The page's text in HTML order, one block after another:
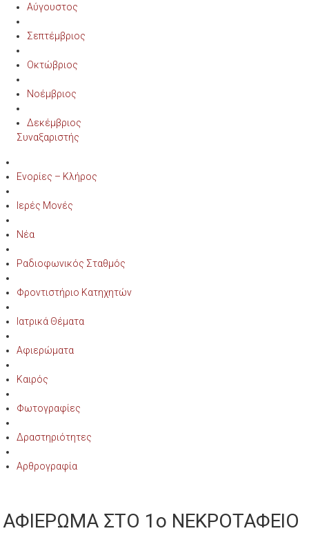
Αύγουστος
Σεπτέμβριος
Οκτώβριος
Νοέμβριος
Δεκέμβριος
Συναξαριστής
Ενορίες – Κλήρος
Ιερές Μονές
Νέα
Ραδιοφωνικός Σταθμός
Φροντιστήριο Κατηχητών
Ιατρικά Θέματα
Αφιερώματα
Καιρός
Φωτογραφίες
Δραστηριότητες
Αρθρογραφία
ΑΦΙΕΡΩΜΑ ΣΤΟ 1ο ΝΕΚΡΟΤΑΦΕΙΟ